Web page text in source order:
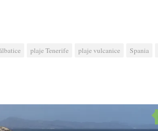
plaje Tenerife plaje vulcanice Spania